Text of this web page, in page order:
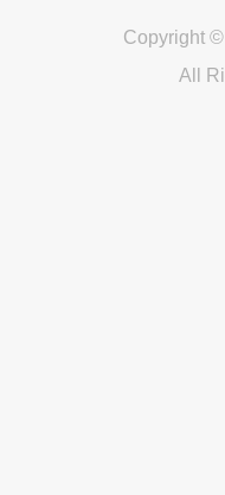
Copyright
All